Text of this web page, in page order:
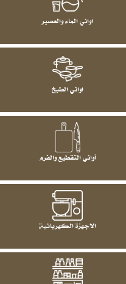
اواني الماء والعصير
اواني الطبخ
أواني التقطيع والفرم
الاجهزة الكهربائية